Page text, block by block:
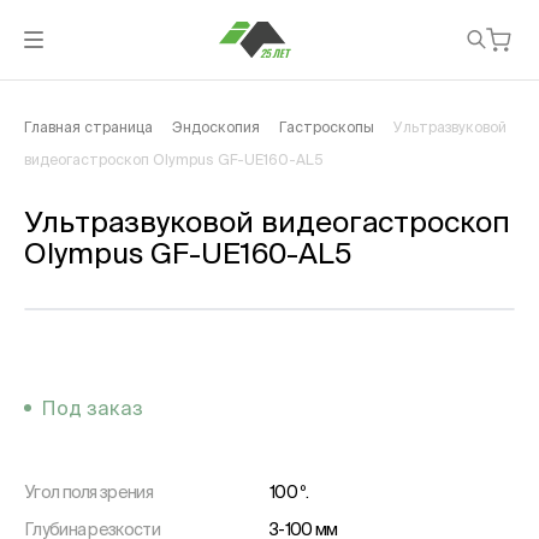
Главная страница Эндоскопия Гастроскопы Ультразвуковой
видеогастроскоп Olympus GF-UE160-AL5
Ультразвуковой видеогастроскоп
Olympus GF-UE160-AL5
Под заказ
Угол поля зрения
100 º.
Глубина резкости
3-100 мм